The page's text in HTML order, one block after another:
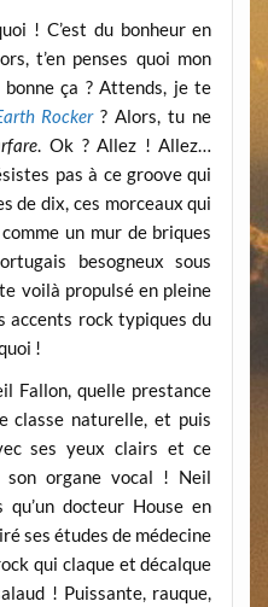
! C’est du bonheur en
t’en penses quoi mon
bonne ça ? Attends, je te
Rocker? Alors, tu ne
. Ok ? Allez ! Allez…
pas à ce groove qui
de dix, ces morceaux qui
un mur de briques
besogneux sous
voilà propulsé en pleine
accents rock typiques du
!
Fallon, quelle prestance
classe naturelle, et puis
ses yeux clairs et ce
son organe vocal ! Neil
qu’un docteur House en
ses études de médecine
qui claque et décalque
! Puissante, rauque,